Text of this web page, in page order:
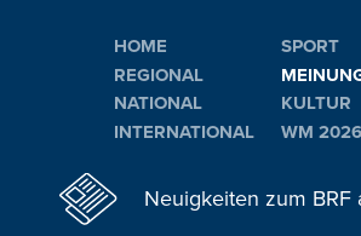
HOME
REGIONAL
NATIONAL
INTERNATIONAL
SPORT
KULTUR
WM 2026
Neuigkeiten zum BRF